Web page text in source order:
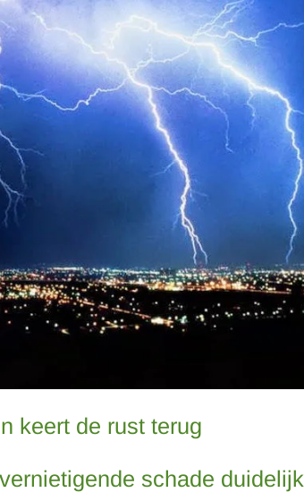
keert de rust terug
schade duidelijk